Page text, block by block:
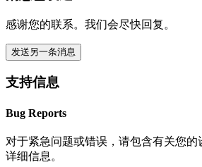
感谢您的联系。我们会尽快回复。
发送另一条消息
支持信息
Bug Reports
对于紧急问题或错误，请包含有关您的
详细信息。